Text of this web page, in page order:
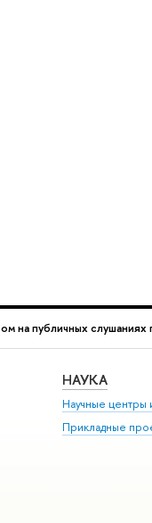
на публичных
НАУКА
Научные центры
Прикладные